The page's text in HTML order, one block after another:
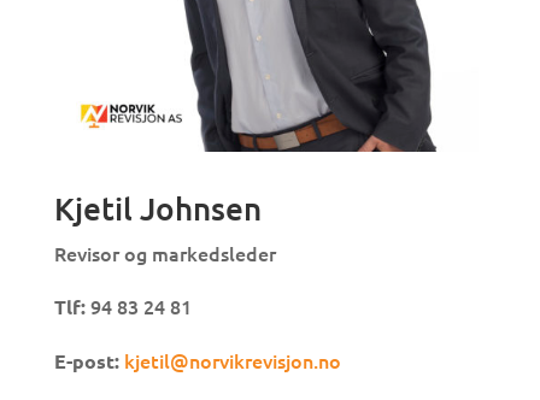
Kjetil Johnsen
Revisor og markedsleder
Tlf:94 83 24 81
E-post: kjetil@norvikrevisjon.no